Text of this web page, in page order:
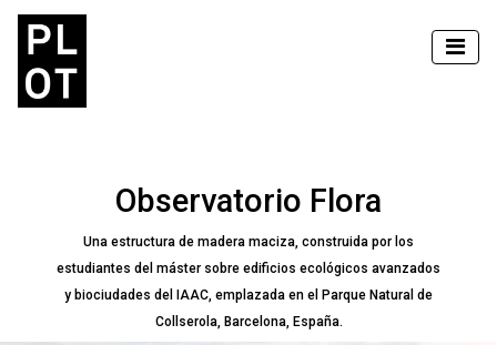
Observatorio Flora
Una estructura de madera maciza, construida por los
estudiantes del máster sobre edificios ecológicos avanzados
y biociudades del IAAC, emplazada en el Parque Natural de
Collserola, Barcelona, España.